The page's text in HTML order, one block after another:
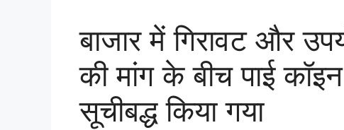
बाजार में गिरावट और
की मांग के बीच पाई
सूचीबद्ध किया गया